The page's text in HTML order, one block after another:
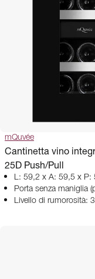
mQuvée
Cantinetta vino
25D Push/Pull
L: 59,2 x A: 59,5 x P:
Porta senza maniglia
Livello di rumorosità: